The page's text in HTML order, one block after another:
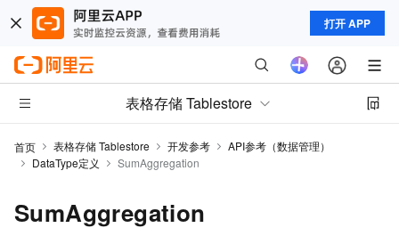
打开 APP
表格存储 Tablestore
首页 表格存储 Tablestore 开发参考
API参考（数据管理）
DataType定义
SumAggregation
SumAggregation